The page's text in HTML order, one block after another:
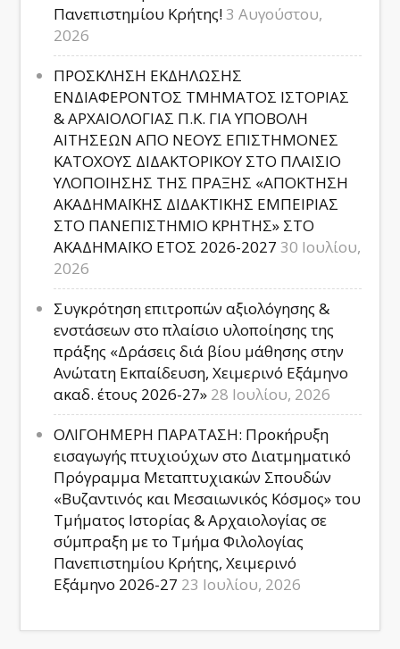
Πανεπιστημίου Κρήτης!3 Αυγούστου,
2026
ΠΡΟΣΚΛΗΣΗ ΕΚΔΗΛΩΣΗΣ
ΕΝΔΙΑΦΕΡΟΝΤΟΣ ΤΜΗΜΑΤΟΣ ΙΣΤΟΡΙΑΣ
& ΑΡΧΑΙΟΛΟΓΙΑΣ Π.Κ. ΓΙΑ ΥΠΟΒΟΛΗ
ΑΙΤΗΣΕΩΝ ΑΠΟ ΝΕΟΥΣ ΕΠΙΣΤΗΜΟΝΕΣ
ΚΑΤΟΧΟΥΣ ΔΙΔΑΚΤΟΡΙΚΟΥ ΣΤΟ ΠΛΑΙΣΙΟ
ΥΛΟΠΟΙΗΣΗΣ ΤΗΣ ΠΡΑΞΗΣ «ΑΠΟΚΤΗΣΗ
ΑΚΑΔΗΜΑΪΚΗΣ ΔΙΔΑΚΤΙΚΗΣ ΕΜΠΕΙΡΙΑΣ
ΣΤΟ ΠΑΝΕΠΙΣΤΗΜΙΟ ΚΡΗΤΗΣ» ΣΤΟ
ΑΚΑΔΗΜΑΪΚΟ ΕΤΟΣ 2026-2027 30 Ιουλίου,
2026
Συγκρότηση επιτροπών αξιολόγησης &
ενστάσεων στο πλαίσιο υλοποίησης της
πράξης «Δράσεις διά βίου μάθησης στην
Ανώτατη Εκπαίδευση, Χειμερινό Εξάμηνο
ακαδ. έτους 2026-27» 28 Ιουλίου, 2026
ΟΛΙΓΟΗΜΕΡΗ ΠΑΡΑΤΑΣΗ: Προκήρυξη
εισαγωγής πτυχιούχων στο Διατμηματικό
Πρόγραμμα Μεταπτυχιακών Σπουδών
«Βυζαντινός και Μεσαιωνικός Κόσμος» του
Τμήματος Ιστορίας & Αρχαιολογίας σε
σύμπραξη με το Τμήμα Φιλολογίας
Πανεπιστημίου Κρήτης, Χειμερινό
Εξάμηνο 2026-27 23 Ιουλίου, 2026